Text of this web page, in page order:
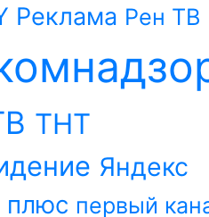
Реклама Рен ТВ
ТНТ
Яндекс
плюс первый